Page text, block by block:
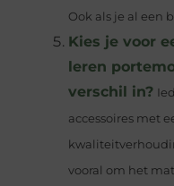
Ook als je al een
Kies je voor
leren
verschil in?
accessoires met
vooral om het